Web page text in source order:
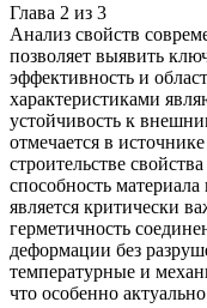
Глава 2 из 3
Анализ свойств
позволяет выявить
эффективность и
характеристиками
устойчивость к
отмечается в
строительстве
способность
является критически
герметичность
деформации без
температурные и
что особенно